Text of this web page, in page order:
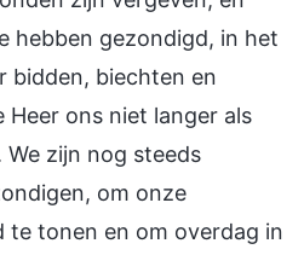
hebben gezondigd, in het
bidden, biechten en
Heer ons niet langer als
zijn nog steeds
om onze
te tonen en om overdag in